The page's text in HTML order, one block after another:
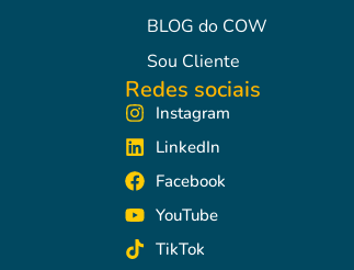
BLOG do COW
Sou Cliente
Redes sociais
Instagram
LinkedIn
Facebook
YouTube
TikTok